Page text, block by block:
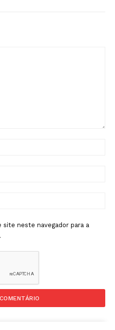
neste navegador para a